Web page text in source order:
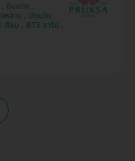
สวนหลวง , บางรัก , ลาดกระบัง , พญาไท , ลาดพร้าว , วังทองหลาง , ปทุมวัน